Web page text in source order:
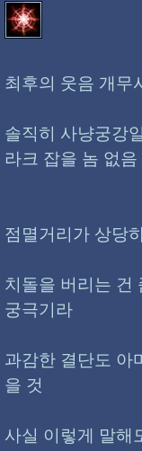
최후의 웃음 개무
솔직히 사냥궁강
라크 잡을 놈 없음
점멸거리가 상당
치돌을 버리는 건
궁극기라
과감한 결단도 아
을 것
사실 이렇게 말해